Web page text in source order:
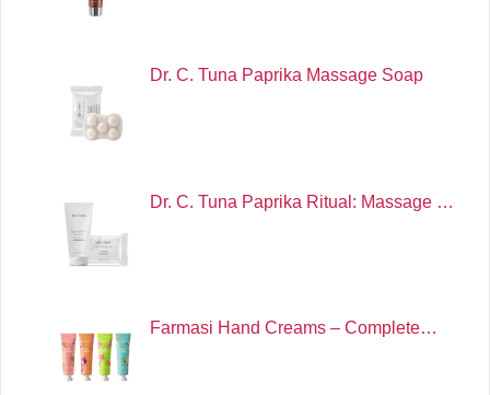
Dr. C. Tuna Paprika Massage Soap
Dr. C. Tuna Paprika Ritual: Massage …
Farmasi Hand Creams – Complete…